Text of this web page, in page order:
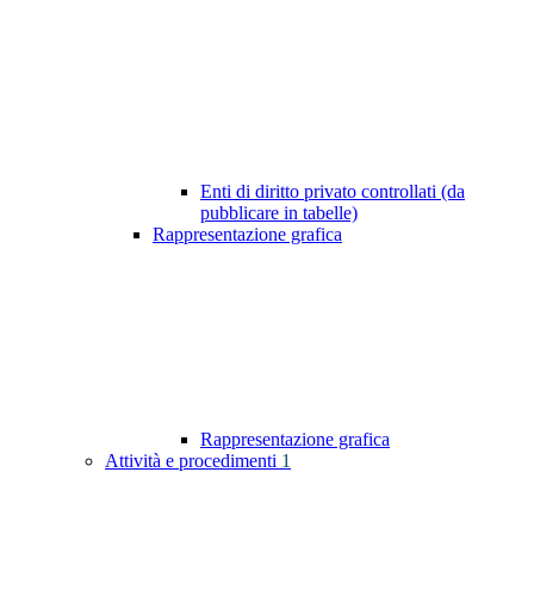
Enti di diritto privato controllati (da
pubblicare in tabelle)
Rappresentazione grafica
Rappresentazione grafica
Attività e procedimenti 1